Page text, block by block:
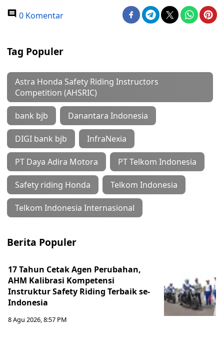
0 Komentar
Tag Populer
Astra Honda Safety Riding Instructors
Competition (AHSRIC)
bank bjb Danantara Indonesia
DIGI bank bjb InfraNexia
PT Daya Adira Motora PT Telkom Indonesia
Safety riding Honda Telkom Indonesia
Telkom Indonesia Internasional
Berita Populer
17 Tahun Cetak Agen Perubahan,
AHM Kalibrasi Kompetensi
Instruktur Safety Riding Terbaik se-
Indonesia
8 Agu 2026, 8:57 PM